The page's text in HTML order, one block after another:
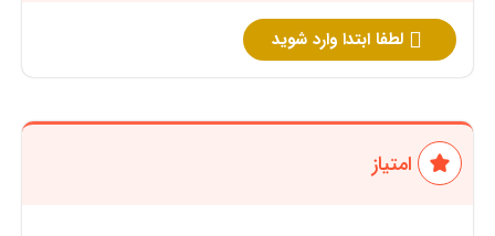
لطفا ابتدا وارد شوید
امتیاز